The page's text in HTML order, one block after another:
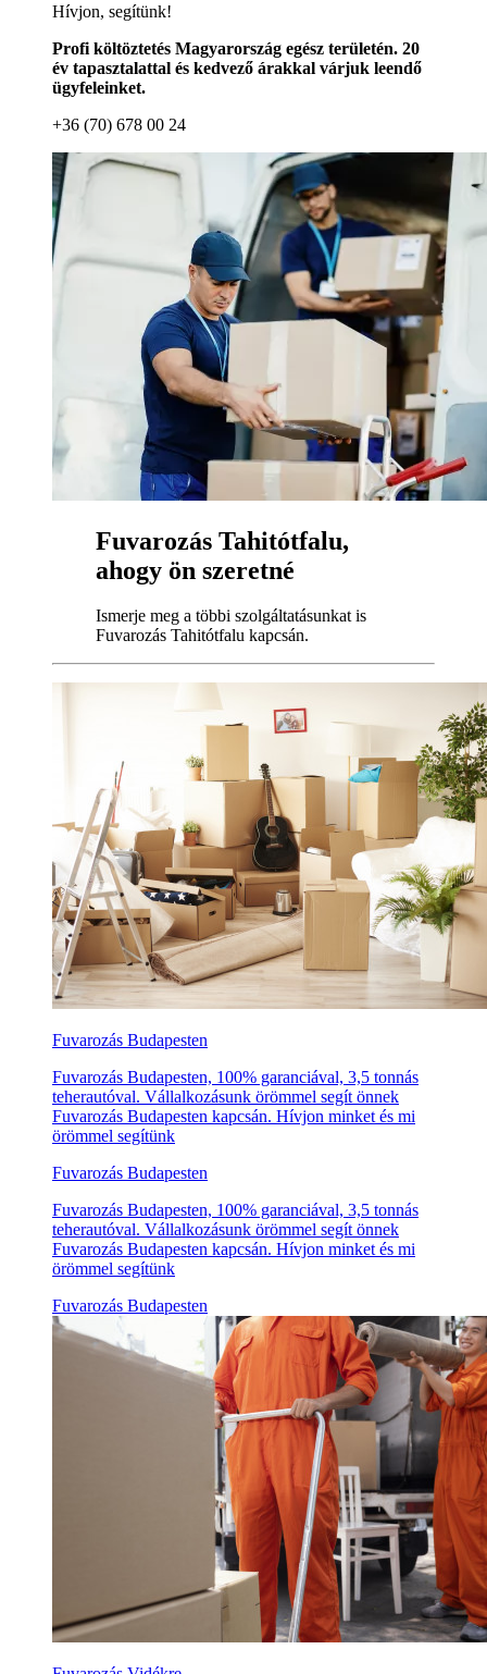
Hívjon, segítünk!
Profi költöztetés Magyarország egész területén. 20
év tapasztalattal és kedvező árakkal várjuk leendő
ügyfeleinket.
+36 (70) 678 00 24
Fuvarozás Tahitótfalu,
ahogy ön szeretné
Ismerje meg a többi szolgáltatásunkat is
Fuvarozás Tahitótfalu kapcsán.
Fuvarozás Budapesten
Fuvarozás Budapesten, 100% garanciával, 3,5 tonnás
teherautóval. Vállalkozásunk örömmel segít önnek
Fuvarozás Budapesten kapcsán. Hívjon minket és mi
örömmel segítünk
Fuvarozás Budapesten
Fuvarozás Budapesten, 100% garanciával, 3,5 tonnás
teherautóval. Vállalkozásunk örömmel segít önnek
Fuvarozás Budapesten kapcsán. Hívjon minket és mi
örömmel segítünk
Fuvarozás Budapesten